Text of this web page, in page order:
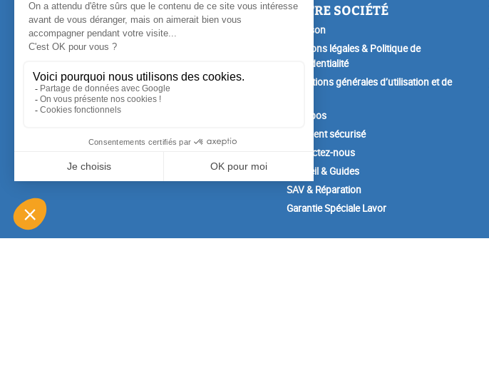
PRODUITS
Promotions
Nouveaux produits
NOTRE SOCIÉTÉ
Livraison
Mentions légales & Politique de
Confidentialité
Conditions générales d’utilisation et de
A propos
Paiement sécurisé
Contactez-nous
Conseil & Guides
SAV & Réparation
Garantie Spéciale Lavor